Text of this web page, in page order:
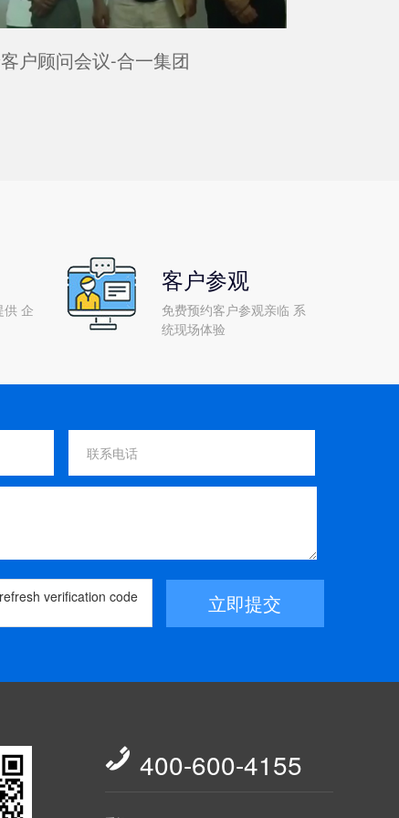
户顾问会议-合一集团
供 企
客户参观
免费预约客户参观亲临 系
统现场体验
立即提交
 400-600-4155